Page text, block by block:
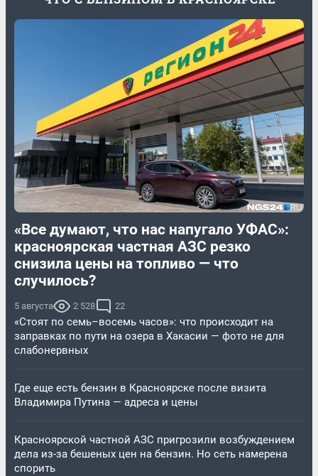
«Все думают, что нас напугало УФАС»:
красноярская частная АЗС резко
снизила цены на топливо — что
случилось?
5 августа 2 528 22
«Стоят по семь–восемь часов»: что происходит на
заправках по пути на озера в Хакасии — фото не для
слабонервных
Где еще есть бензин в Красноярске после визита
Владимира Путина — адреса и цены
Красноярской частной АЗС пригрозили возбуждением
дела из-за бешеных цен на бензин. Но сеть намерена
спорить